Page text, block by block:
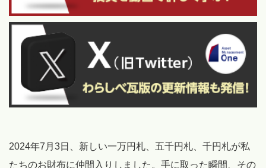
2024年7月3日、新しい一万円札、五千円札、千円札が私
たちのお財布に仲間入りしました。手に取った瞬間、その